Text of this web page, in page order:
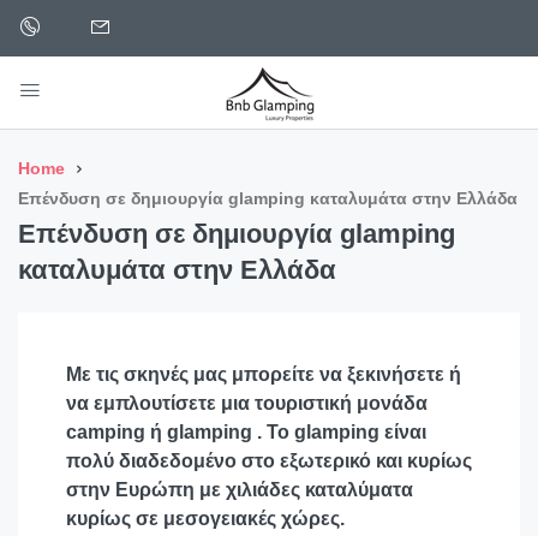
Home
Επένδυση σε δημιουργία glamping καταλυμάτα στην Ελλάδα
Επένδυση σε δημιουργία glamping
καταλυμάτα στην Ελλάδα
Με τις σκηνές μας μπορείτε να ξεκινήσετε ή
να εμπλουτίσετε μια τουριστική μονάδα
camping ή glamping . Το glamping είναι
πολύ διαδεδομένο στο εξωτερικό και κυρίως
στην Ευρώπη με χιλιάδες καταλύματα
κυρίως σε μεσογειακές χώρες.